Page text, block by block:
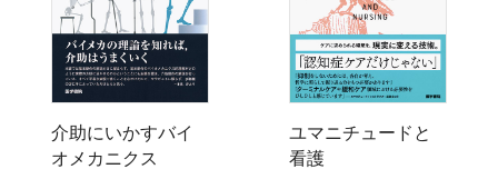
介助にいかすバイ
オメカニクス
ユマニチュードと
看護